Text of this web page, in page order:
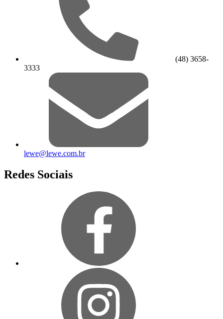
(48) 3658-
3333
lewe@lewe.com.br
Redes Sociais